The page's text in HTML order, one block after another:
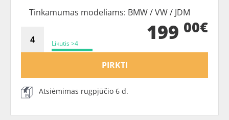
Tinkamumas modeliams: BMW / VW / JDM
Likutis >4 199 00€
PIRKTI
Atsiėmimas rugpjūčio 6 d.